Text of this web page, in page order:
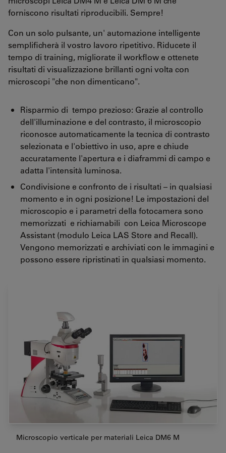
forniscono risultati riproducibili. Sempre!
Con un solo pulsante, un' automazione intelligente
semplificherà il vostro lavoro ripetitivo. Riducete il
tempo di training, migliorate il workflow e ottenete
risultati di visualizzazione brillanti ogni volta con
microscopi "che non dimenticano".
Risparmio di tempo prezioso: Grazie al controllo
dell'illuminazione e del contrasto, il microscopio
riconosce automaticamente la tecnica di contrasto
selezionata e l'obiettivo in uso, apre e chiude
accuratamente l'apertura e i diaframmi di campo e
adatta l'intensità luminosa.
Condivisione e confronto de i risultati – in qualsiasi
momento e in ogni posizione! Le impostazioni del
microscopio e i parametri della fotocamera sono
memorizzati e richiamabili con Leica Microscope
Assistant (modulo Leica LAS Store and Recall).
Vengono memorizzati e archiviati con le immagini e
possono essere ripristinati in qualsiasi momento.
Microscopio verticale per materiali Leica DM6 M